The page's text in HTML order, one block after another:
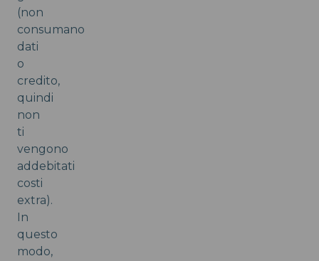
(non
consumano
dati
o
credito,
quindi
non
ti
vengono
addebitati
costi
extra).
In
questo
modo,